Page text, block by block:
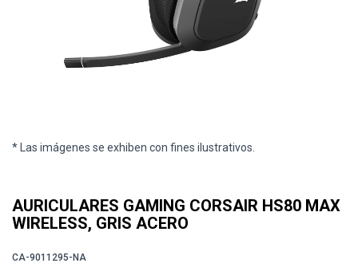
* Las imágenes se exhiben con fines ilustrativos.
AURICULARES GAMING CORSAIR HS80 MAX
WIRELESS, GRIS ACERO
CA-9011295-NA